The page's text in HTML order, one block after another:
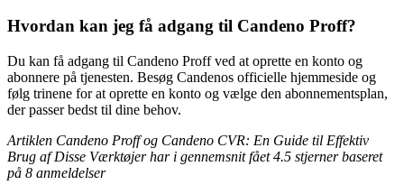
Hvordan kan jeg få adgang til Candeno Proff?
Du kan få adgang til Candeno Proff ved at oprette en konto og
abonnere på tjenesten. Besøg Candenos officielle hjemmeside og
følg trinene for at oprette en konto og vælge den abonnementsplan,
der passer bedst til dine behov.
Artiklen Candeno Proff og Candeno CVR: En Guide til Effektiv
Brug af Disse Værktøjer har i gennemsnit fået4.5 stjerner baseret
på 8 anmeldelser